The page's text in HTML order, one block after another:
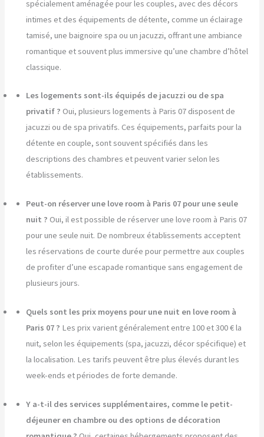
spécialement aménagée pour les couples, avec des décors
intimes et des équipements de détente, comme un éclairage
tamisé, une baignoire spa ou un jacuzzi, offrant une ambiance
romantique et souvent plus immersive qu’une chambre d’hôtel
classique.
Les logements sont-ils équipés de jacuzzi ou de spa
privatif ? Oui, plusieurs logements à Paris 07 disposent de
jacuzzi ou de spa privatifs. Ces équipements, parfaits pour la
détente en couple, sont souvent spécifiés dans les
descriptions des chambres et peuvent varier selon les
établissements.
Peut-on réserver une love room à Paris 07 pour une seule
nuit ? Oui, il est possible de réserver une love room à Paris 07
pour une seule nuit. De nombreux établissements acceptent
les réservations de courte durée pour permettre aux couples
de profiter d’une escapade romantique sans engagement de
plusieurs jours.
Quels sont les prix moyens pour une nuit en love room à
Paris 07 ? Les prix varient généralement entre 100 et 300 € la
nuit, selon les équipements (spa, jacuzzi, décor spécifique) et
la localisation. Les tarifs peuvent être plus élevés durant les
week-ends et périodes de forte demande.
Y a-t-il des services supplémentaires, comme le petit-
déjeuner en chambre ou des options de décoration